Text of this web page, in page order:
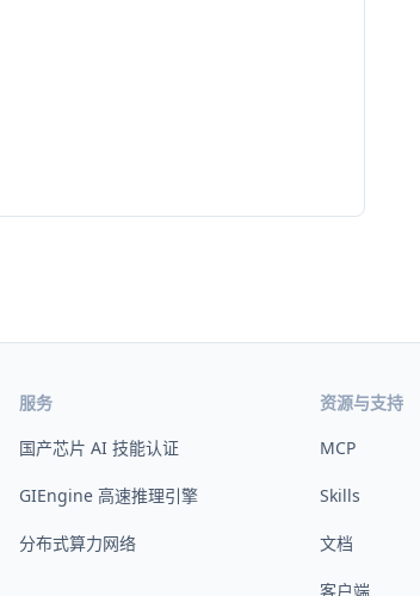
服务
国产芯片 AI 技能认证
GIEngine 高速推理引擎
分布式算力网络
资源与支持
MCP
Skills
文档
客户端